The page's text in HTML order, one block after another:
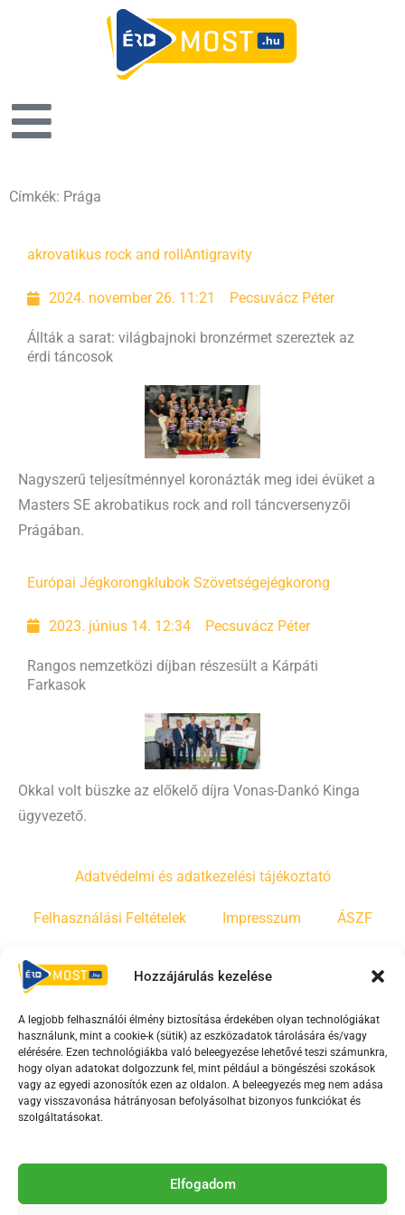
Hozzájárulás kezelése
A legjobb felhasználói élmény biztosítása érdekében olyan technológiákat
használunk, mint a cookie-k (sütik) az eszközadatok tárolására és/vagy
elérésére. Ezen technológiákba való beleegyezése lehetővé teszi számunkra,
hogy olyan adatokat dolgozzunk fel, mint például a böngészési szokások
vagy az egyedi azonosítók ezen az oldalon. A beleegyezés meg nem adása
vagy visszavonása hátrányosan befolyásolhat bizonyos funkciókat és
szolgáltatásokat.
Elfogadom
Címkék: Prága
akrovatikus rock and roll Antigravity
2024. november 26. 11:21 Pecsuvácz Péter
Állták a sarat: világbajnoki bronzérmet szereztek az
érdi táncosok
Nagyszerű teljesítménnyel koronázták meg idei évüket a
Masters SE akrobatikus rock and roll táncversenyzői
Prágában.
Európai Jégkorongklubok Szövetségejégkorong
2023. június 14. 12:34 Pecsuvácz Péter
Rangos nemzetközi díjban részesült a Kárpáti
Farkasok
Okkal volt büszke az előkelő díjra Vonas-Dankó Kinga
ügyvezető.
Adatvédelmi és adatkezelési tájékoztató
Felhasználási Feltételek Impresszum ÁSZF
Irányelvek
F
a
c
e
b
o
-
Y
o
u
t
u
e
s
T
i
k
t
Az Érd Média médiaszolgáltatási tevékenységét a
Médiatanács a Magyar Média Mecenatúra program